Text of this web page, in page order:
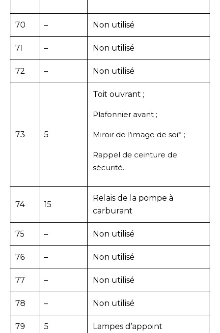
70 – Non utilisé
71 – Non utilisé
72 – Non utilisé
73 5
Toit ouvrant ;
Plafonnier avant ;
Miroir de l’image de soi* ;
Rappel de ceinture de
sécurité.
74 15
Relais de la pompe à
carburant
75 – Non utilisé
76 – Non utilisé
77 – Non utilisé
78 – Non utilisé
79 5 Lampes d’appoint